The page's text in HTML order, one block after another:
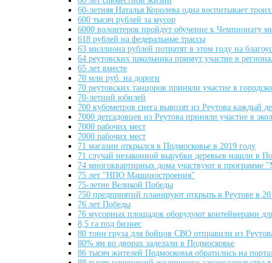
60-летняя Наталья Королева одна воспитывает
600 тысяч рублей за мусор
6000 волонтеров пройдут обучение к Чемпионату
618 рублей на федеральные трассы
63 миллиона рублей потратят в этом году на
64 реутовских школьника примут участие в
65 лет вместе
70 млн руб. на дороги
70 реутовских танцоров приняли участие в
70-летний юбилей
700 кубометров снега вывозят из Реутова каждый
7000 детсадовцев из Реутова приняли участие в
7000 рабочих мест
7000 рабочих мест
71 магазин открылся в Подмосковье в 2019 году
71 случай незаконной вырубки деревьев нашли в
74 многоквартирных дома участвуют в программе
75 лет "НПО Машиностроения"
75-летие Великой Победы
750 предприятий планируют открыть в Реутове в
76 лет Победы
76 мусорных площадок оборудуют контейнерами
8,5 га под бизнес
80 тонн груза для бойцов СВО отправили из
80% ям во дворах заделали в Подмосковье
86 тысяч жителей Подмосковья обратились на